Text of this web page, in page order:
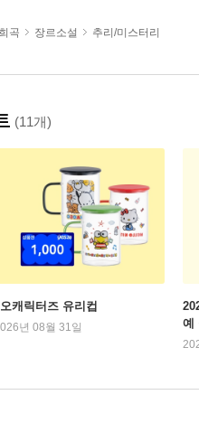
곡 장르소설 추리/미스터리
(11개)
캐릭터즈 유리컵
년 08월 31일
예